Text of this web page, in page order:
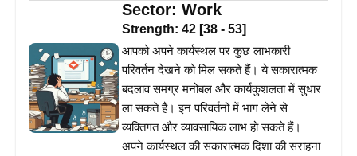
Sector: Work
Strength: 42 [38 - 53]
आपको अपने कार्यस्थल पर कुछ लाभकारी
परिवर्तन देखने को मिल सकते हैं। ये सकारात्मक
बदलाव समग्र मनोबल और कार्यकुशलता में सुधार
ला सकते हैं। इन परिवर्तनों में भाग लेने से
व्यक्तिगत और व्यावसायिक लाभ हो सकते हैं।
अपने कार्यस्थल की सकारात्मक दिशा की सराहना